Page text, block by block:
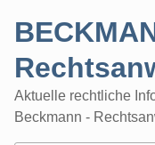
Aktuelle rechtliche
Beckmann -